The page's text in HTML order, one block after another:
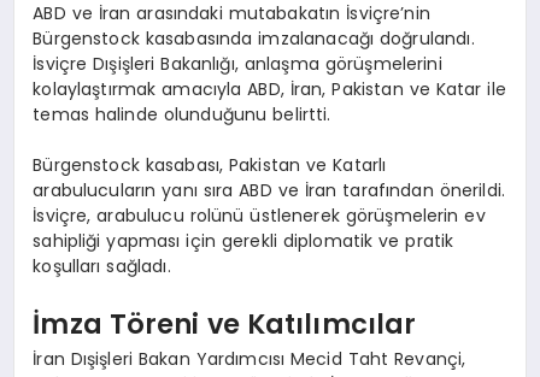
ABD ve İran arasındaki mutabakatın İsviçre’nin
Bürgenstock kasabasında imzalanacağı doğrulandı.
İsviçre Dışişleri Bakanlığı, anlaşma görüşmelerini
kolaylaştırmak amacıyla ABD, İran, Pakistan ve Katar ile
temas halinde olunduğunu belirtti.
Bürgenstock kasabası, Pakistan ve Katarlı
arabulucuların yanı sıra ABD ve İran tarafından önerildi.
İsviçre, arabulucu rolünü üstlenerek görüşmelerin ev
sahipliği yapması için gerekli diplomatik ve pratik
koşulları sağladı.
İmza Töreni ve Katılımcılar
İran Dışişleri Bakan Yardımcısı Mecid Taht Revançi,